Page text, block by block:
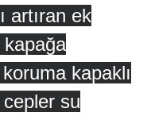
artıran ek
kapaklı
cepler su